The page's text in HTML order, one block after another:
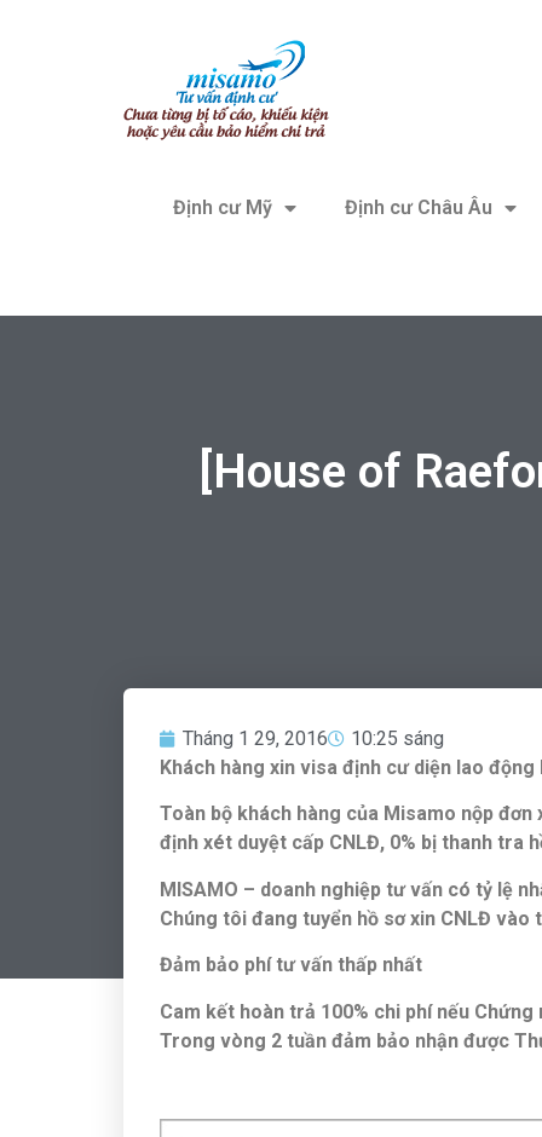
Định cư Mỹ Định cư Châu Âu
[House of
Tháng 1 29, 2016
10:25 sáng
Khách hàng xin visa định cư diện lao
Toàn bộ khách hàng của Misamo nộp
định xét duyệt cấp CNLĐ, 0% bị thanh tra
MISAMO – doanh nghiệp tư vấn có tỷ lệ
Chúng tôi đang tuyển hồ sơ xin CNLĐ vào
Đảm bảo phí tư vấn thấp nhất
Cam kết hoàn trả 100% chi phí nếu
Trong vòng 2 tuần đảm bảo nhận được